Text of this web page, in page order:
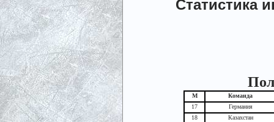
Статистика
М
Команда
17
Германия
18
Казахстан